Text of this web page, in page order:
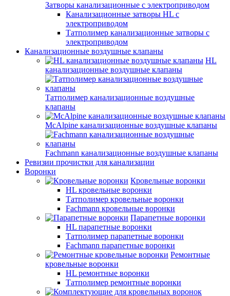
Затворы канализационные с электроприводом
Канализационные затворы HL с
электроприводом
Татполимер канализационные затворы с
электроприводом
Канализационные воздушные клапаны
HL
канализационные воздушные клапаны
Татполимер канализационные воздушные
клапаны
McAlpine канализационные воздушные клапаны
Fachmann канализационные воздушные клапаны
Ревизии прочистки для канализации
Воронки
Кровельные воронки
HL кровельные воронки
Татполимер кровельные воронки
Fachmann кровельные воронки
Парапетные воронки
HL парапетные воронки
Татполимер парапетные воронки
Fachmann парапетные воронки
Ремонтные
кровельные воронки
HL ремонтные воронки
Татполимер ремонтные воронки